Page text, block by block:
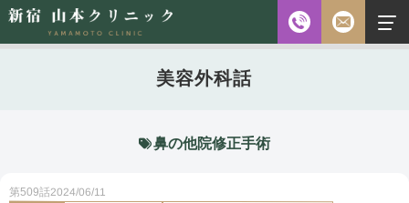
お電話
休診日 水・日・祝日
ご予約前に必ず下記のページをご確認ください。
美容外科話
鼻の他院修正手術
第509話2024/06/11